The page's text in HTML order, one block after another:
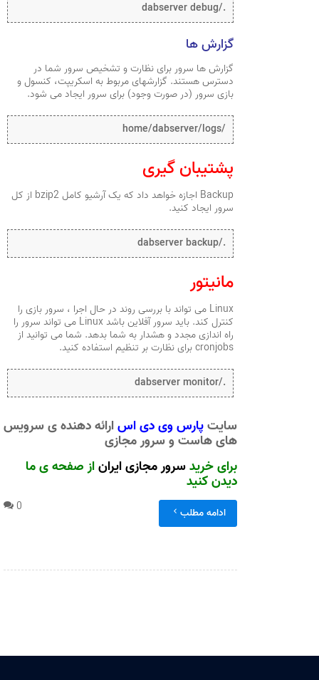
./dabserver debug
گزارش ها
گزارش ها سرور برای نظارت و تشخیص سرور شما در
دسترس هستند. گزارشهای مربوط به اسکریپت، کنسول و
بازی سرور (در صورت وجود) برای سرور ایجاد می شود.
/home/dabserver/logs
پشتیبان گیری
Backup اجازه خواهد داد که یک آرشیو کامل bzip2 از کل
سرور ایجاد کنید.
./dabserver backup
مانیتور
Linux می تواند با بررسی روند در حال اجرا ، سرور بازی را
کنترل کند. باید سرور آفلاین باشد Linux می تواند سرور را
راه اندازی مجدد و هشدار به شما بدهد. شما می توانید از
cronjobs برای نظارت بر تنظیم استفاده کنید.
./dabserver monitor
سایتپارس وی دی اس ارائه دهنده ی سرویس
های هاست و سرور مجازی
برای خریدسرور مجازی ایراناز صفحه ی ما
دیدن کنید
0 ادامه مطلب